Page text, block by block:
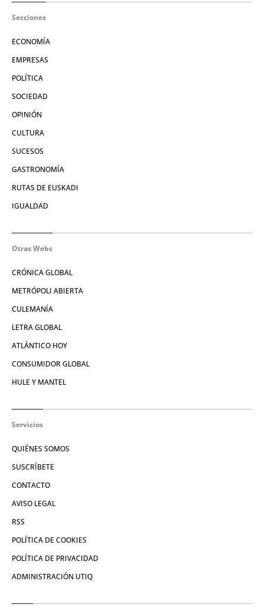
Secciones
ECONOMÍA
EMPRESAS
POLÍTICA
SOCIEDAD
OPINIÓN
CULTURA
SUCESOS
GASTRONOMÍA
RUTAS DE EUSKADI
IGUALDAD
Otras Webs
CRÓNICA GLOBAL
METRÓPOLI ABIERTA
CULEMANÍA
LETRA GLOBAL
ATLÁNTICO HOY
CONSUMIDOR GLOBAL
HULE Y MANTEL
Servicios
QUIÉNES SOMOS
SUSCRÍBETE
CONTACTO
AVISO LEGAL
RSS
POLÍTICA DE COOKIES
POLÍTICA DE PRIVACIDAD
ADMINISTRACIÓN UTIQ